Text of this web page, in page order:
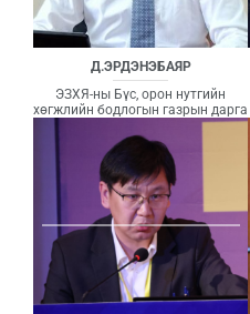
Д.ЭРДЭНЭБАЯР
ЭЗХЯ-ны Бүс, орон нутгийн
хөгжлийн бодлогын газрын дарга